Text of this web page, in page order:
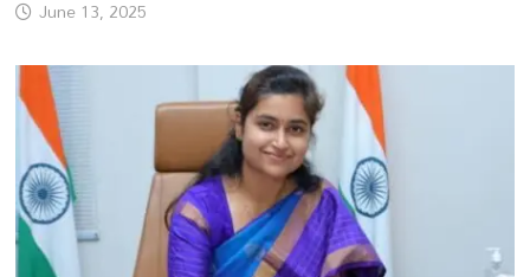
June 13, 2025